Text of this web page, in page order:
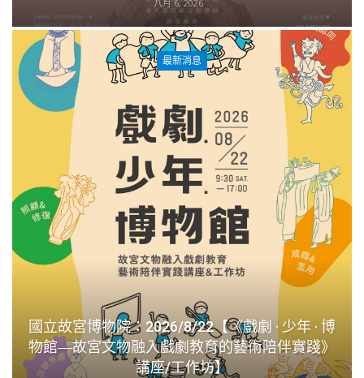
八月 6, 2026
最新消息
國立故宮博物院：2026/8/22【《戲劇 · 少年 · 博
物館―故宮文物融入戲劇教育的藝術陪伴實踐》
講座/工作坊】